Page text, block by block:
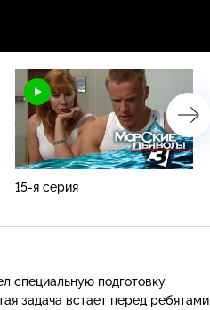
15-я серия
специальную подготовку
задача встает перед ребятами